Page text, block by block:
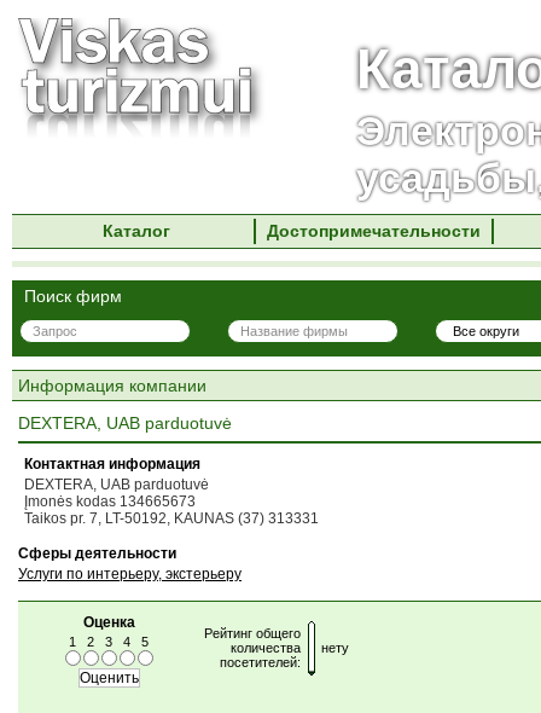
Каталог Достопримечательности
Поиск фирм
Информация компании
DEXTERA, UAB parduotuvė
Контактная информация
DEXTERA, UAB parduotuvė
Įmonės kodas 134665673
Taikos pr. 7, LT-50192, KAUNAS (37) 313331
Сферы деятельности
Услуги по интерьеру, экстерьеру
Оценка
1 2 3 4 5
Рейтинг общего
количества
посетителей:
нету